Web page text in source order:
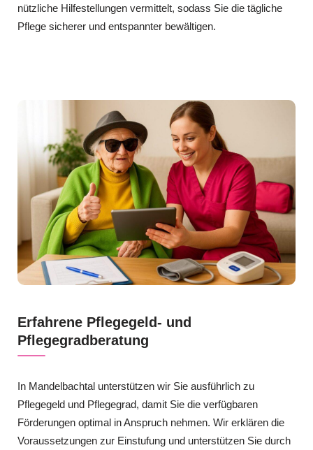
nützliche Hilfestellungen vermittelt, sodass Sie die tägliche
Pflege sicherer und entspannter bewältigen.
Erfahrene Pflegegeld- und
Pflegegradberatung
In Mandelbachtal unterstützen wir Sie ausführlich zu
Pflegegeld und Pflegegrad, damit Sie die verfügbaren
Förderungen optimal in Anspruch nehmen. Wir erklären die
Voraussetzungen zur Einstufung und unterstützen Sie durch